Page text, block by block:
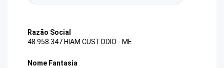
Razão Social
48.958.347 HIAM CUSTODIO - ME
Nome Fantasia